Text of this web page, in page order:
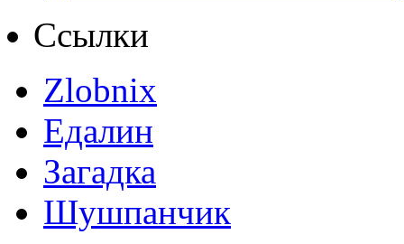
Ссылки
Zlobnix
Едалин
Загадка
Шушпанчик